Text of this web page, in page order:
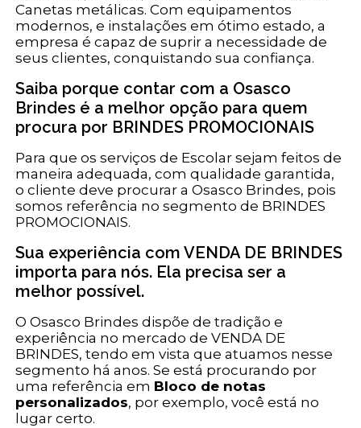
Canetas metálicas. Com equipamentos
modernos, e instalações em ótimo estado, a
empresa é capaz de suprir a necessidade de
seus clientes, conquistando sua confiança.
Saiba porque contar com a Osasco
Brindes é a melhor opção para quem
procura por BRINDES PROMOCIONAIS
Para que os serviços de Escolar sejam feitos de
maneira adequada, com qualidade garantida,
o cliente deve procurar a Osasco Brindes, pois
somos referência no segmento de BRINDES
PROMOCIONAIS.
Sua experiência com VENDA DE BRINDES
importa para nós. Ela precisa ser a
melhor possível.
O Osasco Brindes dispõe de tradição e
experiência no mercado de VENDA DE
BRINDES, tendo em vista que atuamos nesse
segmento há anos. Se está procurando por
uma referência em Bloco de notas
personalizados, por exemplo, você está no
lugar certo.